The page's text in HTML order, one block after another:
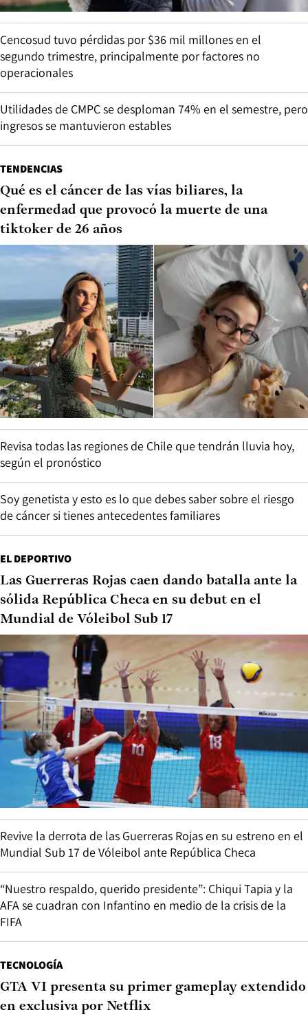
Cencosud tuvo pérdidas por $36 mil millones en el
segundo trimestre, principalmente por factores no
operacionales
Utilidades de CMPC se desploman 74% en el semestre, pero
ingresos se mantuvieron estables
TENDENCIAS
Qué es el cáncer de las vías biliares, la
enfermedad que provocó la muerte de una
tiktoker de 26 años
Revisa todas las regiones de Chile que tendrán lluvia hoy,
según el pronóstico
Soy genetista y esto es lo que debes saber sobre el riesgo
de cáncer si tienes antecedentes familiares
EL DEPORTIVO
Las Guerreras Rojas caen dando batalla ante la
sólida República Checa en su debut en el
Mundial de Vóleibol Sub 17
Revive la derrota de las Guerreras Rojas en su estreno en el
Mundial Sub 17 de Vóleibol ante República Checa
“Nuestro respaldo, querido presidente”: Chiqui Tapia y la
AFA se cuadran con Infantino en medio de la crisis de la
FIFA
TECNOLOGÍA
GTA VI presenta su primer gameplay extendido
en exclusiva por Netflix